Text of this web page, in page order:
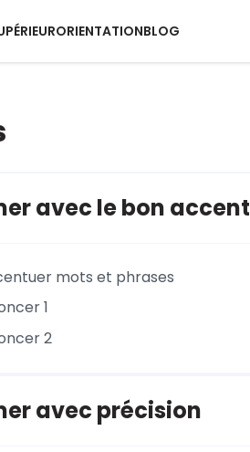
ORIENTATIONBLOG
avec le bon accent
mots et phrases
1
2
avec précision